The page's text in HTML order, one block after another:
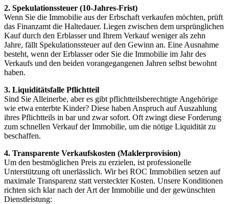
2. Spekulationssteuer (10-Jahres-Frist)
Wenn Sie die Immobilie aus der Erbschaft verkaufen möchten, prüft
das Finanzamt die Haltedauer. Liegen zwischen dem ursprünglichen
Kauf durch den Erblasser und Ihrem Verkauf weniger als zehn
Jahre, fällt Spekulationssteuer auf den Gewinn an. Eine Ausnahme
besteht, wenn der Erblasser oder Sie die Immobilie im Jahr des
Verkaufs und den beiden vorangegangenen Jahren selbst bewohnt
haben.
3. Liquiditätsfalle Pflichtteil
Sind Sie Alleinerbe, aber es gibt pflichtteilsberechtigte Angehörige
wie etwa enterbte Kinder? Diese haben Anspruch auf Auszahlung
ihres Pflichtteils in bar und zwar sofort. Oft zwingt diese Forderung
zum schnellen Verkauf der Immobilie, um die nötige Liquidität zu
beschaffen.
4. Transparente Verkaufskosten (Maklerprovision)
Um den bestmöglichen Preis zu erzielen, ist professionelle
Unterstützung oft unerlässlich. Wir bei ROC Immobilien setzen auf
maximale Transparenz statt versteckter Kosten. Unsere Konditionen
richten sich klar nach der Art der Immobilie und der gewünschten
Dienstleistung: